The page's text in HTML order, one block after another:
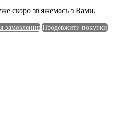
скоро зв'яжемось з Вами.
замовлення Продовжити покупки